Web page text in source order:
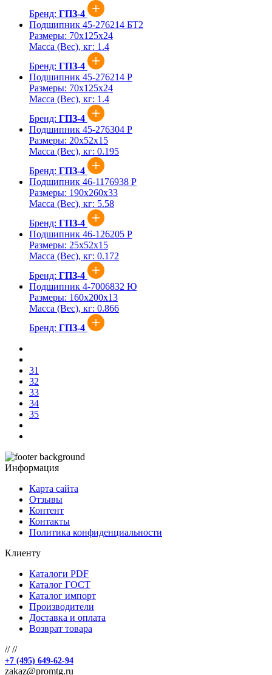
Бренд: ГПЗ-4
Подшипник 45-276214 БТ2
Размеры: 70x125x24
Масса (Вес), кг: 1.4
Бренд: ГПЗ-4
Подшипник 45-276214 Р
Размеры: 70x125x24
Масса (Вес), кг: 1.4
Бренд: ГПЗ-4
Подшипник 45-276304 Р
Размеры: 20x52x15
Масса (Вес), кг: 0.195
Бренд: ГПЗ-4
Подшипник 46-1176938 Р
Размеры: 190x260x33
Масса (Вес), кг: 5.58
Бренд: ГПЗ-4
Подшипник 46-126205 Р
Размеры: 25x52x15
Масса (Вес), кг: 0.172
Бренд: ГПЗ-4
Подшипник 4-7006832 Ю
Размеры: 160x200x13
Масса (Вес), кг: 0.866
Бренд: ГПЗ-4
31
32
33
34
35
Информация
Карта сайта
Отзывы
Контент
Контакты
Политика конфиденциальности
Клиенту
Каталоги PDF
Каталог ГОСТ
Каталог импорт
Производители
Доставка и оплата
Возврат товара
////
+7 (495) 649-62-94
zakaz@promtg.ru